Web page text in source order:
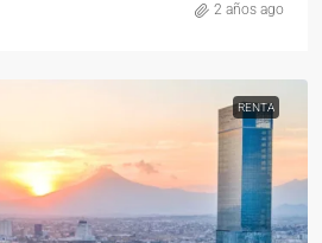
2 años ago
RENTA